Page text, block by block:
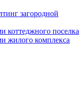
загородной
коттеджного поселка
жилого комплекса